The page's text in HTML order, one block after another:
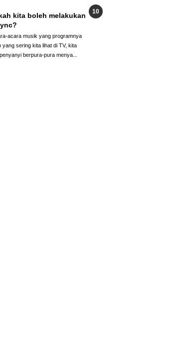
kita boleh melakukan
acara musik yang programnya
yang sering kita lihat di TV, kita
berpura-pura menya...